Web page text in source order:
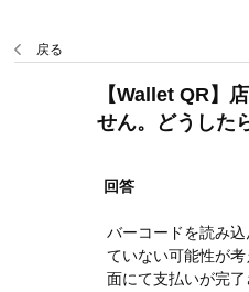
戻る
【Wallet QR】
せん。どうした
回答
バーコードを読み
ていない可能性が
面にて支払いが完